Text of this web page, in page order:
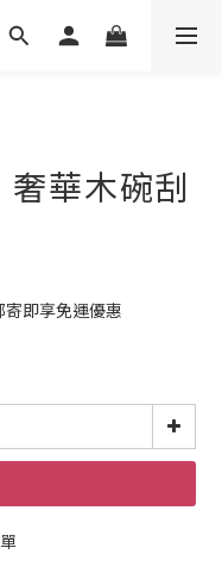
華木碗刮
即享免運優惠